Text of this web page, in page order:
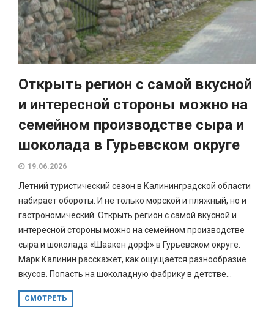
Открыть регион с самой вкусной
и интересной стороны можно на
семейном производстве сыра и
шоколада в Гурьевском округе
19.06.2026
Летний туристический сезон в Калининградской области
набирает обороты. И не только морской и пляжный, но и
гастрономический. Открыть регион с самой вкусной и
интересной стороны можно на семейном производстве
сыра и шоколада «Шаакен дорф» в Гурьевском округе.
Марк Калинин расскажет, как ощущается разнообразие
вкусов. Попасть на шоколадную фабрику в детстве...
СМОТРЕТЬ